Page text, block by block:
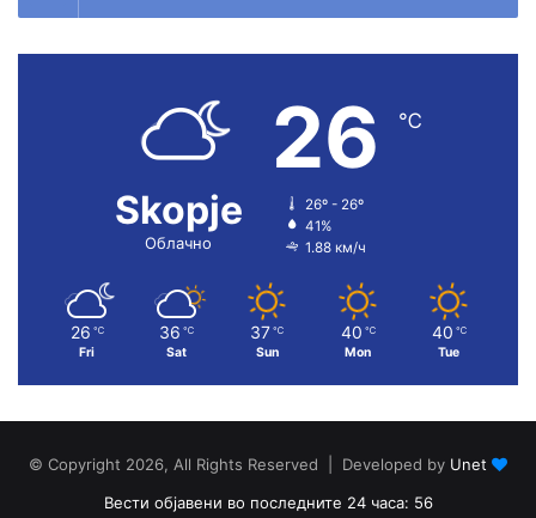
Skopje
Облачно
26 ℃
26º - 26º
41%
1.88 км/ч
26 ℃
Fri
36 ℃
Sat
37 ℃
Sun
40 ℃
Mon
40 ℃
Tue
© Copyright 2026, All Rights Reserved | Developed by Unet
Вести објавени во последните 24 часа: 56